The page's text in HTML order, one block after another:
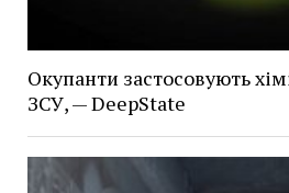
Окупанти застосовують
ЗСУ, — DeepState